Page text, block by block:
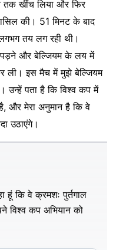
तक खींच लिया और फिर
की। 51 मिनट के बाद
तय लग रही थी।
और बेल्जियम के लय में
ली। इस मैच में मुझे बेल्जियम
उन्हें पता है कि विश्व कप में
और मेरा अनुमान है कि वे
उठाएंगे।
हूं कि वे क्रमशः पुर्तगाल
विश्व कप अभियान को